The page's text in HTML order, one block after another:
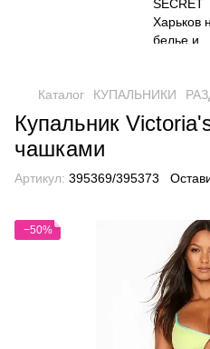
Каталог КУПАЛЬНИКИ
Купальник
чашками
Артикул: 395369/395373
−50%